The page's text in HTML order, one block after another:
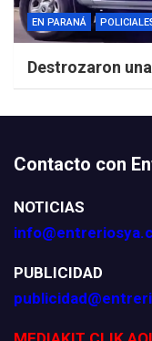
EN PARANÁ
Destrozaron
Contacto con
NOTICIAS
PUBLICIDAD